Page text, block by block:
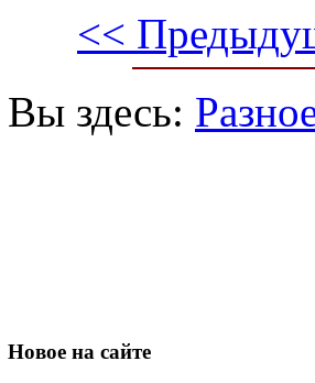
<<
Вы здесь:
Новое на сайте